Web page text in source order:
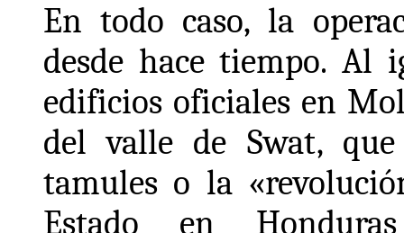
En todo caso, la
desde hace tiempo. Al
edificios oficiales en
del valle de Swat,
tamules o la
Estado en